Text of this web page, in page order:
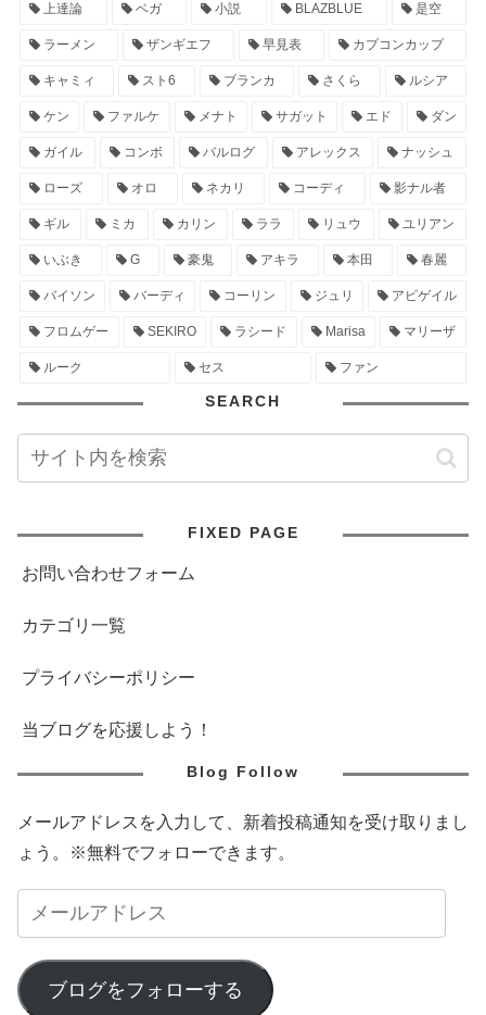
上達論 ベガ 小説 BLAZBLUE 是空
ラーメン ザンギエフ 早見表 カプコンカップ
キャミィ スト6 ブランカ さくら ルシア
ケン ファルケ メナト サガット エド ダン
ガイル コンボ バルログ アレックス ナッシュ
ローズ オロ ネカリ コーディ 影ナル者
ギル ミカ カリン ララ リュウ ユリアン
いぶき G 豪鬼 アキラ 本田 春麗
バイソン バーディ コーリン ジュリ アビゲイル
フロムゲー SEKIRO ラシード Marisa マリーザ
ルーク セス ファン
SEARCH
FIXED PAGE
お問い合わせフォーム
カテゴリ一覧
プライバシーポリシー
当ブログを応援しよう！
Blog Follow
メールアドレスを入力して、新着投稿通知を受け取りまし
ょう。※無料でフォローできます。
ブログをフォローする